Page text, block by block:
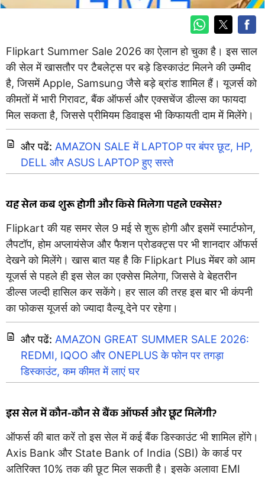
Flipkart Summer Sale 2026 का ऐलान हो चुका है। इस साल
की सेल में खासतौर पर टैबलेट्स पर बड़े डिस्काउंट मिलने की उम्मीद
है, जिसमें Apple, Samsung जैसे बड़े ब्रांड शामिल हैं। यूजर्स को
कीमतों में भारी गिरावट, बैंक ऑफर्स और एक्सचेंज डील्स का फायदा
मिल सकता है, जिससे प्रीमियम डिवाइस भी किफायती दाम में मिलेंगे।
और पढें: AMAZON SALE में LAPTOP पर बंपर छूट, HP,
DELL और ASUS LAPTOP हुए सस्ते
यह सेल कब शुरू होगी और किसे मिलेगा पहले एक्सेस?
Flipkart की यह समर सेल 9 मई से शुरू होगी और इसमें स्मार्टफोन,
लैपटॉप, होम अप्लायंसेज और फैशन प्रोडक्ट्स पर भी शानदार ऑफर्स
देखने को मिलेंगे। खास बात यह है कि Flipkart Plus मेंबर को आम
यूजर्स से पहले ही इस सेल का एक्सेस मिलेगा, जिससे वे बेहतरीन
डील्स जल्दी हासिल कर सकेंगे। हर साल की तरह इस बार भी कंपनी
का फोकस यूजर्स को ज्यादा वैल्यू देने पर रहेगा।
और पढें: AMAZON GREAT SUMMER SALE 2026:
REDMI, IQOO और ONEPLUS के फोन पर तगड़ा
डिस्काउंट, कम कीमत में लाएं घर
इस सेल में कौन-कौन से बैंक ऑफर्स और छूट मिलेंगी?
ऑफर्स की बात करें तो इस सेल में कई बैंक डिस्काउंट भी शामिल होंगे।
Axis Bank और State Bank of India (SBI) के कार्ड पर
अतिरिक्त 10% तक की छूट मिल सकती है। इसके अलावा EMI